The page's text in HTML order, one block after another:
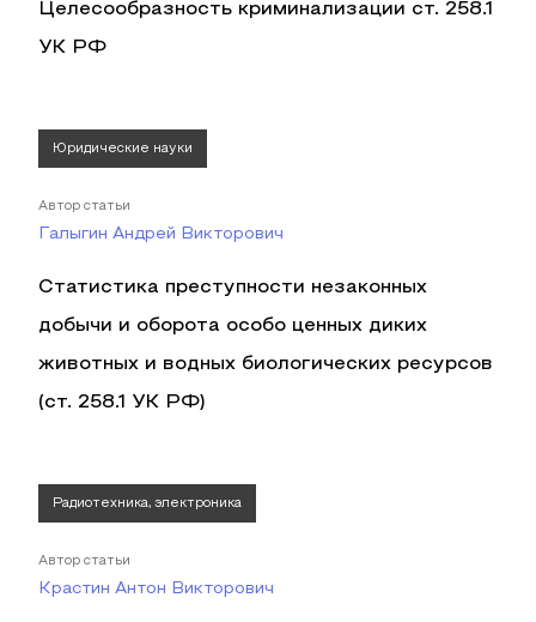
Целесообразность криминализации ст. 258.1
УК РФ
Юридические науки
Автор статьи
Галыгин Андрей Викторович
Статистика преступности незаконных
добычи и оборота особо ценных диких
животных и водных биологических ресурсов
(ст. 258.1 УК РФ)
Радиотехника, электроника
Автор статьи
Крастин Антон Викторович